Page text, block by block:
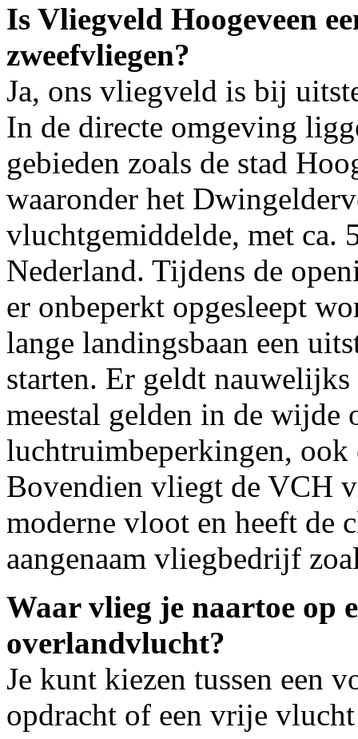
Is Vliegveld Hoogeveen
zweefvliegen?
Ja, ons vliegveld is bij
In de directe omgeving
gebieden zoals de stad
waaronder het
vluchtgemiddelde, met ca.
Nederland. Tijdens de
er onbeperkt opgesleept
lange landingsbaan een
starten. Er geldt
meestal gelden in de wijde
luchtruimbeperkingen,
Bovendien vliegt de VCH
moderne vloot en heeft de
aangenaam vliegbedrijf
Waar vlieg je naartoe op
overlandvlucht?
Je kunt kiezen tussen een
opdracht of een vrije